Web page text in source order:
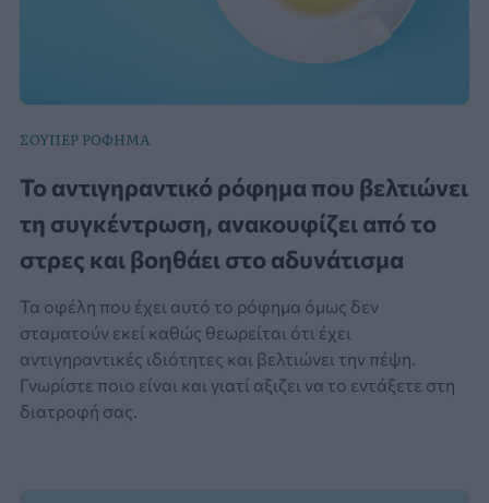
ΣΟΥΠΕΡ ΡΟΦΗΜΑ
Το αντιγηραντικό ρόφημα που βελτιώνει
τη συγκέντρωση, ανακουφίζει από το
στρες και βοηθάει στο αδυνάτισμα
Τα οφέλη που έχει αυτό το ρόφημα όμως δεν
σταματούν εκεί καθώς θεωρείται ότι έχει
αντιγηραντικές ιδιότητες και βελτιώνει την πέψη.
Γνωρίστε ποιο είναι και γιατί αξιζει να το εντάξετε στη
διατροφή σας.